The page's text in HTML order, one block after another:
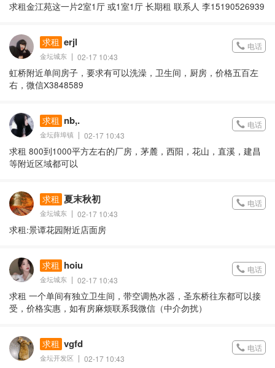
求租金江苑这一片2室1厅 或1室1厅 长期租 联系人 李15190526939
求租 erjl
金坛城东 02-17 10:43
电话
虹桥附近单间房子，要求有可以洗澡，卫生间，厨房，价格五百左
右，微信X3848589
求租 nb,.
金坛薛埠镇 02-17 10:43
电话
求租 800到1000平方左右的厂房，茅麓，西阳，花山，直溪，建昌
等附近区域都可以
求租 夏末秋初
金坛城东 02-17 10:43
电话
求租:景谭花园附近店面房
求租 hoiu
金坛城东 02-17 10:43
电话
求租 一个单间有独立卫生间，带空调热水器，圣东桥往东都可以接
受，价格实惠，如有房麻烦联系我微信（中介勿扰）
求租 vgfd
金坛开发区 02-17 10:43
电话